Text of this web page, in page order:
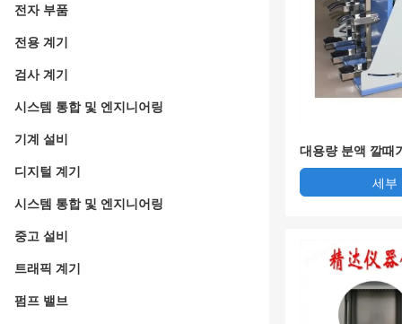
전자 부품
전용 계기
검사 계기
시스템 통합 및 엔지니어링
기계 설비
디지털 계기
시스템 통합 및 엔지니어링
중고 설비
트래픽 계기
펌프 밸브
대용량 분액 깔때
세부